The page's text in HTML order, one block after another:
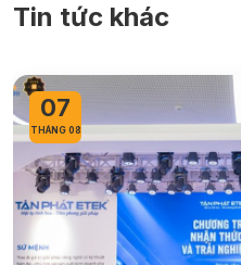
Tin tức khác
07
THÁNG 08